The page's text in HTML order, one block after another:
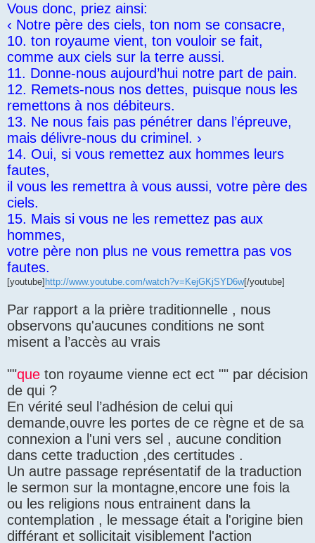
Vous donc, priez ainsi:
‹ Notre père des ciels, ton nom se consacre,
10. ton royaume vient, ton vouloir se fait,
comme aux ciels sur la terre aussi.
11. Donne-nous aujourd’hui notre part de pain.
12. Remets-nous nos dettes, puisque nous les
remettons à nos débiteurs.
13. Ne nous fais pas pénétrer dans l’épreuve,
mais délivre-nous du criminel. ›
14. Oui, si vous remettez aux hommes leurs
fautes,
il vous les remettra à vous aussi, votre père des
ciels.
15. Mais si vous ne les remettez pas aux
hommes,
votre père non plus ne vous remettra pas vos
fautes.
[youtube] http://www.youtube.com/watch?v=KejGKjSYD6w[/youtube]
Par rapport a la prière traditionnelle , nous
observons qu'aucunes conditions ne sont
misent a l’accès au vrais
""que ton royaume vienne ect ect "" par décision
de qui ?
En vérité seul l’adhésion de celui qui
demande,ouvre les portes de ce règne et de sa
connexion a l'uni vers sel , aucune condition
dans cette traduction ,des certitudes .
Un autre passage représentatif de la traduction
le sermon sur la montagne,encore une fois la
ou les religions nous entrainent dans la
contemplation , le message était a l'origine bien
différant et sollicitait visiblement l'action